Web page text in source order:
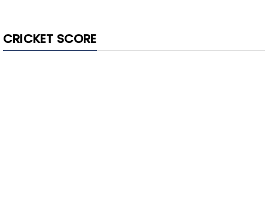
CRICKET SCORE